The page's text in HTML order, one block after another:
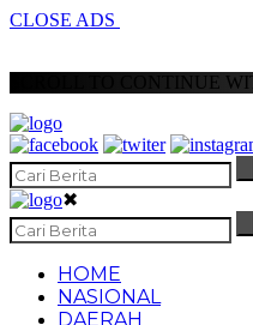
CLOSE ADS
SCROLL TO CONTINUE
✖
HOME
NASIONAL
DAERAH